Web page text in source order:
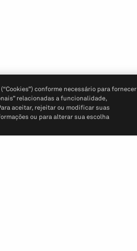
conforme necessário para fornecer
relacionadas a funcionalidade,
aceitar, rejeitar ou modificar suas
ou para alterar sua escolha